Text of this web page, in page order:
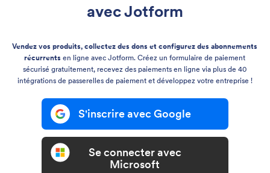
avec Jotform
Vendez vos produits, collectez des dons et configurez des abonnements
récurrents en ligne avec Jotform. Créez un formulaire de paiement
sécurisé gratuitement, recevez des paiements en ligne via plus de 40
intégrations de passerelles de paiement et développez votre entreprise !
S'inscrire avec Google
Se connecter avec
Microsoft